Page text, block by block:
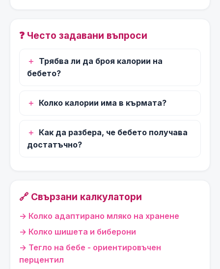
❓ Често задавани въпроси
Трябва ли да броя калории на
бебето?
Колко калории има в кърмата?
Как да разбера, че бебето получава
достатъчно?
🔗 Свързани калкулатори
Колко адаптирано мляко на хранене
Колко шишета и биберони
Тегло на бебе - ориентировъчен
перцентил